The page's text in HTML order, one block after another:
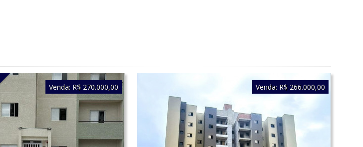
Venda: R$ 270.000,00 Venda: R$ 266.000,00